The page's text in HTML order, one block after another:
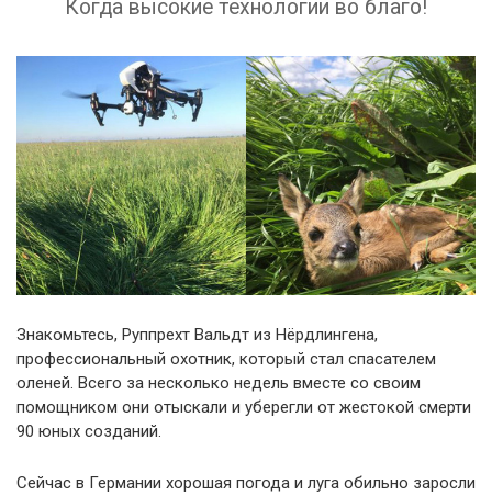
Когда высокие технологии во благо!
Знакомьтесь, Руппрехт Вальдт из Нёрдлингена,
профессиональный охотник, который стал спасателем
оленей. Всего за несколько недель вместе со своим
помощником они отыскали и уберегли от жестокой смерти
90 юных созданий.
Сейчас в Германии хорошая погода и луга обильно заросли